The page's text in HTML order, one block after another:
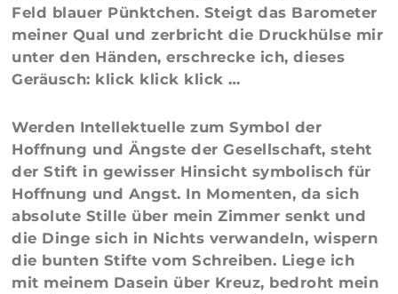
Feld blauer Pünktchen. Steigt das Barometer
meiner Qual und zerbricht die Druckhülse mir
unter den Händen, erschrecke ich, dieses
Geräusch: klick klick klick …
Werden Intellektuelle zum Symbol der
Hoffnung und Ängste der Gesellschaft, steht
der Stift in gewisser Hinsicht symbolisch für
Hoffnung und Angst. In Momenten, da sich
absolute Stille über mein Zimmer senkt und
die Dinge sich in Nichts verwandeln, wispern
die bunten Stifte vom Schreiben. Liege ich
mit meinem Dasein über Kreuz, bedroht mein